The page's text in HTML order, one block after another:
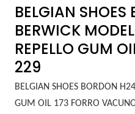
BELGIAN SHOES
BERWICK
REPELLO GUM
229
BELGIAN SHOES BORDON
GUM OIL 173 FORRO